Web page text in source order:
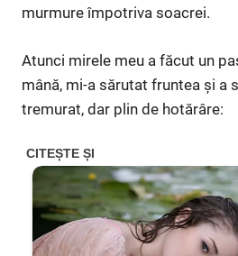
murmure împotriva soacrei.
Atunci mirele meu a făcut un
mână, mi-a sărutat fruntea și a
tremurat, dar plin de hotărâre: